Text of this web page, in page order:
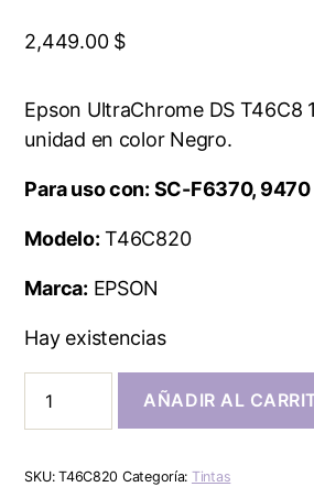
2,449.00 $
Epson UltraChrome DS T46C8
unidad en color Negro.
Para uso con: SC-F6370,
Modelo: T46C820
Marca: EPSON
Hay existencias
AÑADIR AL
SKU:T46C820 Categoría: Tintas